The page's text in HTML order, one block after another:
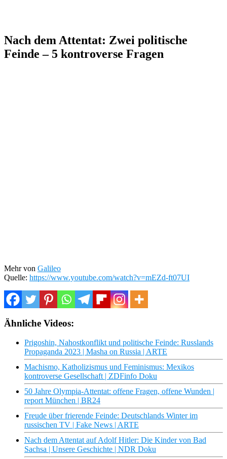
Nach dem Attentat: Zwei politische
Feinde – 5 kontroverse Fragen
Mehr von Galileo
Quelle: https://www.youtube.com/watch?v=mEZd-ft07UI
Ähnliche Videos:
Prigoshin, Nahostkonflikt und politische Feinde: Russlands
Propaganda 2023 | Masha on Russia | ARTE
Machismo, Katholizismus und Feminismus: Mexikos
kontroverse Gesellschaft | ZDFinfo Doku
50 Jahre Olympia-Attentat: offene Fragen, offene Wunden |
report München | BR24
Freude über frierende Feinde: Deutschlands Winter im
russischen TV | Fake News | ARTE
Nach dem Attentat auf Adolf Hitler: Die Kinder von Bad
Sachsa | Unsere Geschichte | NDR Doku